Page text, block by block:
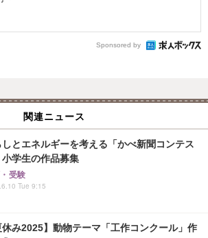
Sponsored by
関連ニュース
しとエネルギーを考える「かべ新聞コンテス
小学生の作品募集
受験
Tue 9:15
休み2025】動物テーマ「工作コンクール」作